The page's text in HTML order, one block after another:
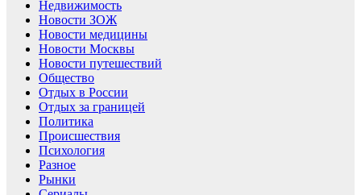
Недвижимость
Новости ЗОЖ
Новости медицины
Новости Москвы
Новости путешествий
Общество
Отдых в России
Отдых за границей
Политика
Происшествия
Психология
Разное
Рынки